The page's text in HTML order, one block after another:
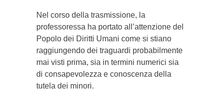
Nel corso della trasmissione, la
professoressa ha portato all’attenzione del
Popolo dei Diritti Umani come si stiano
raggiungendo dei traguardi probabilmente
mai visti prima, sia in termini numerici sia
di consapevolezza e conoscenza della
tutela dei minori.